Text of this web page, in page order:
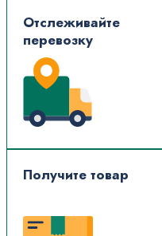
Отслеживайте
перевозку
Получите товар